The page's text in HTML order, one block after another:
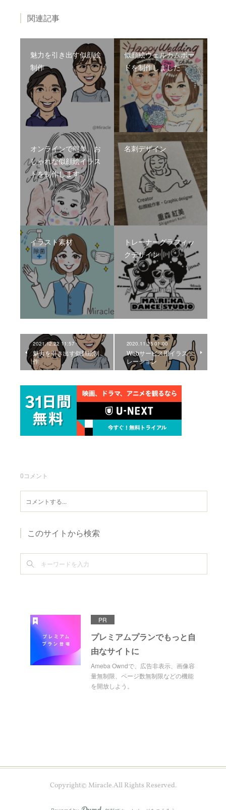
関連記事
魅力を引き出す似顔絵
制作
似顔絵ウェルカムボー
ドを制作しました
オンラインで簡単。お
しゃれな似顔絵イラス
トを制作します
名刺デザイン
イラスト素材
トレーナーグラフィッ
クデザイン
2021.12.22 11:57
魅力を引き出す似顔絵制
作
2020.11.25 01:00
Webサービス用イラスト
レーション
0コメント
このサイトから検索
PR
プレミアムプランでもっと自
由なサイトに
Ameba Owndで、広告非表示、画像容
量無制限、ページ数無制限などの機能
を開放しよう。
Copyright© Miracle.All Rights Reserved.